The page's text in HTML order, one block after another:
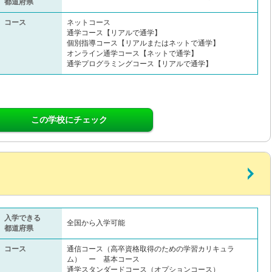
コース
ネットコース
通学コース【リアルで通学】
個別指導コース【リアルまたはネットで通学】
オンライン通学コース【ネットで通学】
通学プログラミングコース【リアルで通学】
この学校にチェック
入学できる
都道府県
全国から入学可能
コース
通信コース（高卒資格取得のための学習カリキュラ
ム） ー 基本コース
通学スタンダードコース（オプションコース）